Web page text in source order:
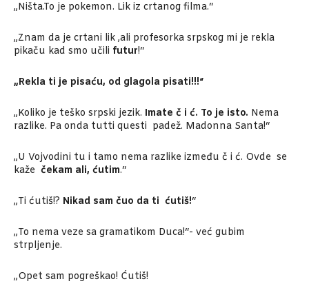
„Ništa.To je pokemon. Lik iz crtanog filma.“
„Znam da je crtani lik ,ali profesorka srpskog mi je rekla
pikaču kad smo učili futur!“
„Rekla ti je pisaću, od glagola pisati!!!“
„Koliko je teško srpski jezik. Imate č i ć. To je isto. Nema
razlike. Pa onda tutti questi padež. Madonna Santa!“
„U Vojvodini tu i tamo nema razlike između č i ć. Ovde se
kaže čekam ali, ćutim.“
„Ti ćutiš!? Nikad sam čuo da ti ćutiš!“
„To nema veze sa gramatikom Duca!“- već gubim
strpljenje.
„Opet sam pogreškao! Ćutiš!